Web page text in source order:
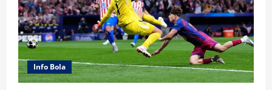
Info Bola